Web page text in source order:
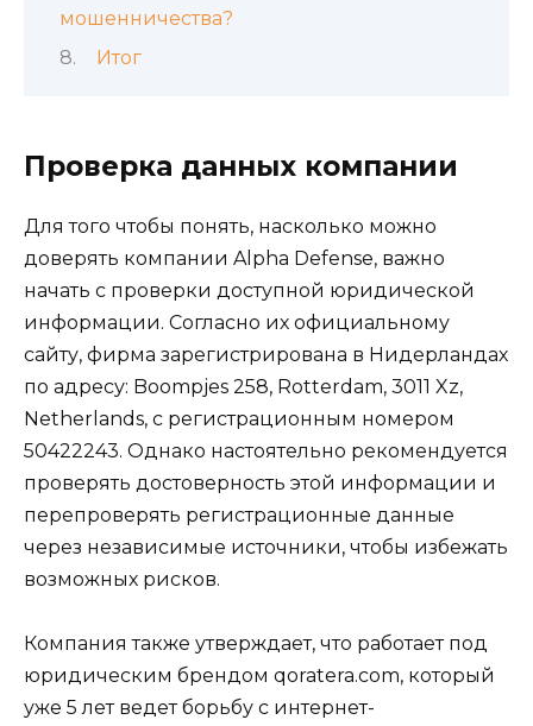
мошенничества?
Итог
Проверка данных компании
Для того чтобы понять, насколько можно
доверять компании Alpha Defense, важно
начать с проверки доступной юридической
информации. Согласно их официальному
сайту, фирма зарегистрирована в Нидерландах
по адресу: Boompjes 258, Rotterdam, 3011 Xz,
Netherlands, с регистрационным номером
50422243. Однако настоятельно рекомендуется
проверять достоверность этой информации и
перепроверять регистрационные данные
через независимые источники, чтобы избежать
возможных рисков.
Компания также утверждает, что работает под
юридическим брендом qoratera.com, который
уже 5 лет ведет борьбу с интернет-